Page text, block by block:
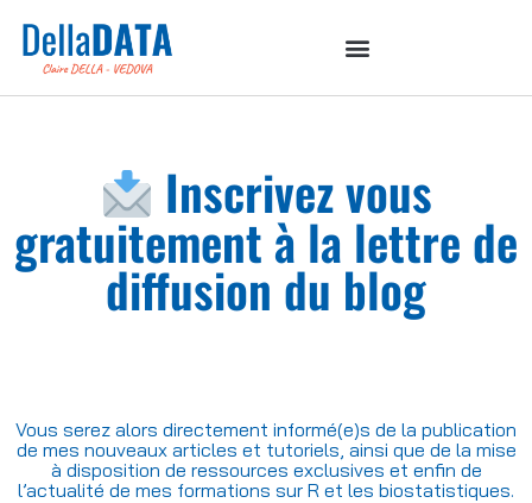
Inscrivez vous
gratuitement à la lettre de
diffusion du blog
Vous serez alors directement informé(e)s de la publication
de mes nouveaux articles et tutoriels, ainsi que de la mise
à disposition de ressources exclusives et enfin de
l’actualité de mes formations sur R et les biostatistiques.